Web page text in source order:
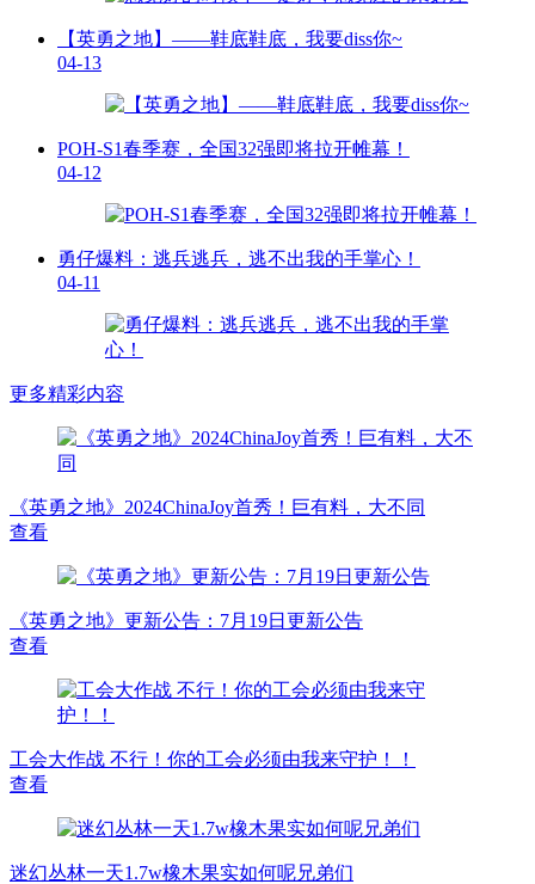
【英勇之地】——鞋底鞋底，我要diss你~
04-13
POH-S1春季赛，全国32强即将拉开帷幕！
04-12
勇仔爆料：逃兵逃兵，逃不出我的手掌心！
04-11
更多精彩内容
《英勇之地》2024ChinaJoy首秀！巨有料，大不同
查看
《英勇之地》更新公告：7月19日更新公告
查看
工会大作战 不行！你的工会必须由我来守护！！
查看
迷幻丛林一天1.7w橡木果实如何呢兄弟们